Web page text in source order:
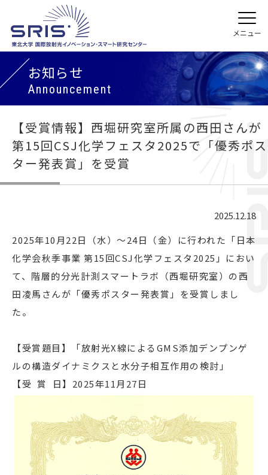
お知らせ
Announcement
【受賞情報】西堀研究室所属の西田さんが
第15回CSJ化学フェスタ2025で「優秀ポス
ター発表賞」を受賞
2025.12.18
2025年10⽉22⽇（⽔）～24⽇（⾦）に行われた「日本
化学会秋季事業 第15回CSJ化学フェスタ2025」におい
て、階層的分光計測スマートラボ（西堀研究室）の⻄
⽥凌⾺さんが「優秀ポスター発表賞」を受賞しまし
た。
【受賞題目】「放射光X線によるGMS添加デンプンゲ
ルの構造ダイナミクスと⽔分⼦相互作⽤の検討」
【受 賞 日】2025年11月27日